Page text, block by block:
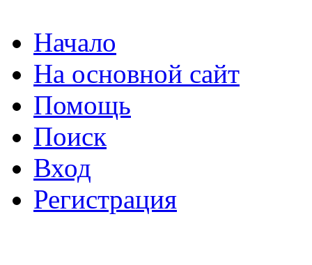
Начало
На основной сайт
Помощь
Поиск
Вход
Регистрация